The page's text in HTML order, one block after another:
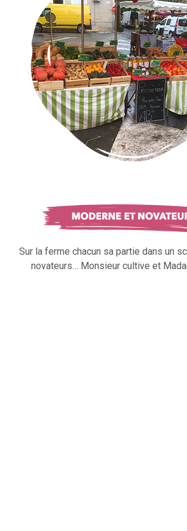
Sur la ferme chacun sa partie dans un
novateurs… Monsieur cultive et